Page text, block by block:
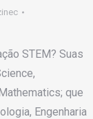
STEM? Suas
que
Engenharia